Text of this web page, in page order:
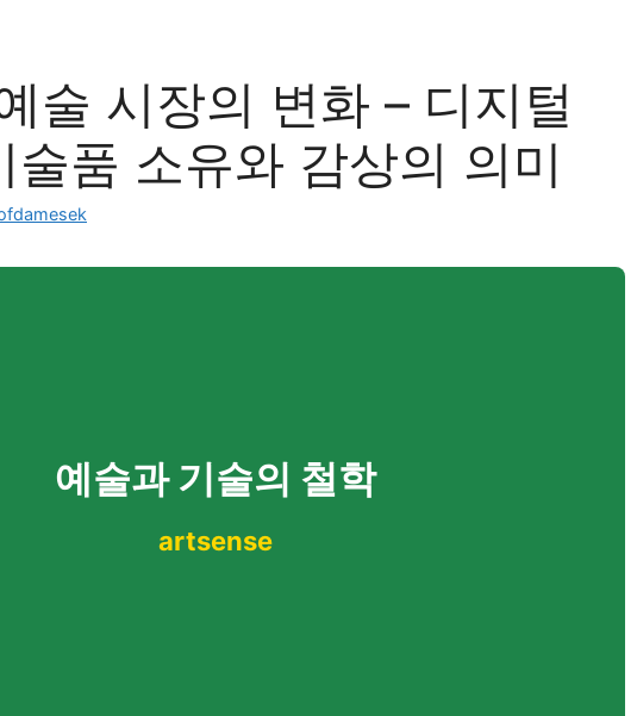
술 시장의 변화 – 디지털
술품 소유와 감상의 의미
예술과 기술의 철학
artsense